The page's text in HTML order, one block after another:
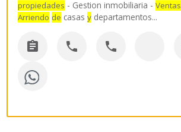
propiedades - Gestion inmobiliaria -Ventas
Arriendo de casasy departamentos...
  